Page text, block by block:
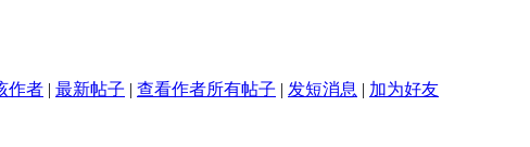
作者 | 最新帖子 | 查看作者所有帖子 | 发短消息 | 加为好友